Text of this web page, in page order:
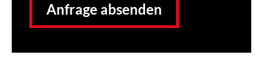
Anfrage absenden